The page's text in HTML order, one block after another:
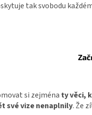
tak svobodu
si zejména ty věci,
své vize nenaplnily. Že